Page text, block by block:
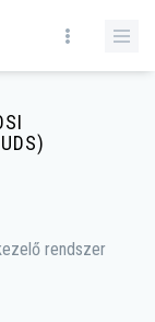
rendszer